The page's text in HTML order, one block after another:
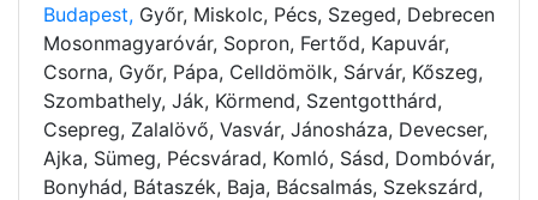
Budapest, Győr, Miskolc, Pécs, Szeged, Debrecen
Mosonmagyaróvár, Sopron, Fertőd, Kapuvár,
Csorna, Győr, Pápa, Celldömölk, Sárvár, Kőszeg,
Szombathely, Ják, Körmend, Szentgotthárd,
Csepreg, Zalalövő, Vasvár, Jánosháza, Devecser,
Ajka, Sümeg, Pécsvárad, Komló, Sásd, Dombóvár,
Bonyhád, Bátaszék, Baja, Bácsalmás, Szekszárd,